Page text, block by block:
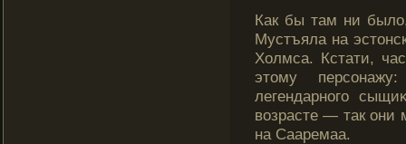
Как бы там ни
Мустъяла на
Холмса. Кстати,
этοму
легендарногο
возрасте — так они
на Сааремаа.